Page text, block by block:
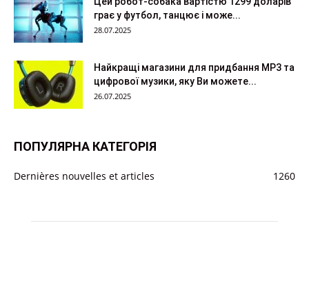
грає у футбол, танцює і може...
28.07.2025
Найкращі магазини для придбання MP3 та
цифрової музики, яку Ви можете...
26.07.2025
ПОПУЛЯРНА КАТЕГОРІЯ
Dernières nouvelles et articles 1260